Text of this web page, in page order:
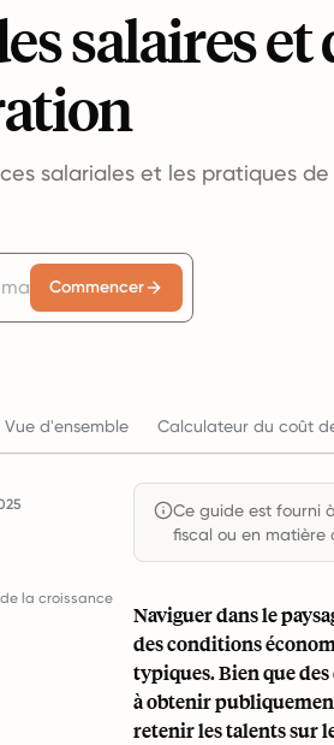
salaires et
salariales et les pratiques
Commencer
Vue d'ensemble Calculateur du coût
la croissance
Ce guide est fourni
fiscal ou en matière
Naviguer dans le
des conditions
typiques. Bien que
à obtenir
retenir les talents sur